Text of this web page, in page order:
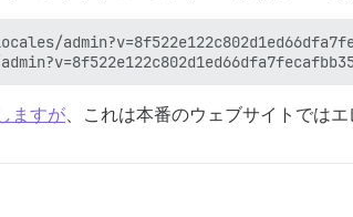
ますが 、これは本番のウェブサイトでは